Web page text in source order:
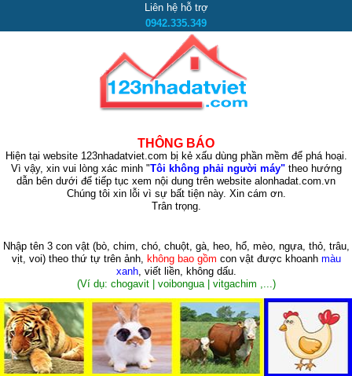
Liên hệ hỗ trợ
0942.335.349
THÔNG BÁO
Hiện tại website 123nhadatviet.com bị kẻ xấu dùng phần mềm để phá hoại.
Vì vậy, xin vui lòng xác minh "Tôi không phải người máy"theo hướng
dẫn bên dưới để tiếp tục xem nội dung trên website alonhadat.com.vn
Chúng tôi xin lỗi vì sự bất tiện này. Xin cám ơn.
Trân trọng.
Nhập tên 3 con vật (bò, chim, chó, chuột, gà, heo, hổ, mèo, ngựa, thỏ, trâu,
vịt, voi)theo thứ tự trên ảnh, không bao gồm con vật được khoanh màu
xanh, viết liền, không dấu.
(Ví dụ: chogavit | voibongua | vitgachim ,...)